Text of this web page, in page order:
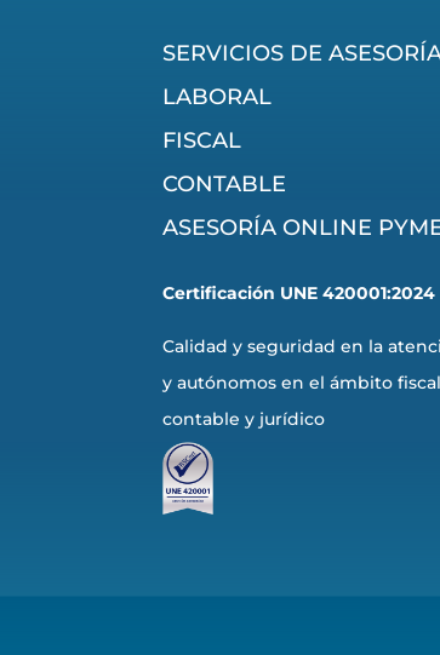
SERVICIOS DE
LABORAL
FISCAL
CONTABLE
ASESORÍA ONLINE
Certificación UNE 420001:2024
Calidad y seguridad en la
y autónomos en el ámbito
contable y jurídico